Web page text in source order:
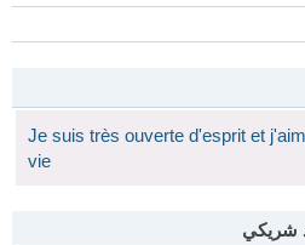
Je suis très ouverte d'esprit et
vie
شريكي